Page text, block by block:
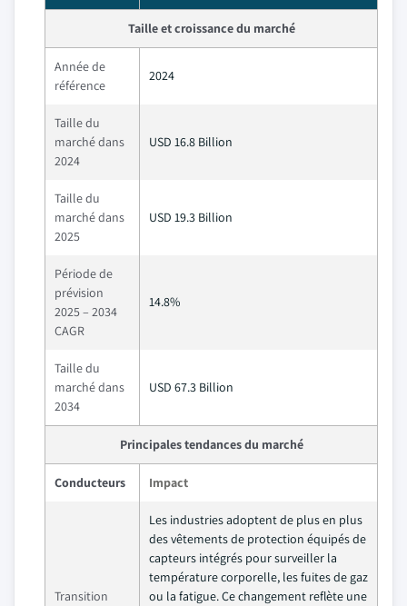
Taille et croissance du marché
Année de
référence
2024
Taille du
marché dans
2024
USD 16.8 Billion
Taille du
marché dans
2025
USD 19.3 Billion
Période de
prévision
2025 – 2034
CAGR
14.8%
Taille du
marché dans
2034
USD 67.3 Billion
Principales tendances du marché
Conducteurs Impact
Transition
Les industries adoptent de plus en plus
des vêtements de protection équipés de
capteurs intégrés pour surveiller la
température corporelle, les fuites de gaz
ou la fatigue. Ce changement reflète une